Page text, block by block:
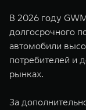
В 2026 году
долгосрочного
автомобили
потребителей и
рынках.
За